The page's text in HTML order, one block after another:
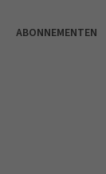
ABONNEMENTEN